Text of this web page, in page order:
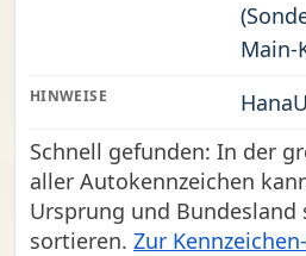
Main-
HINWEISE
HanaU
Schnell gefunden: In der
aller Autokennzeichen
Ursprung und Bundesland
sortieren. Zur